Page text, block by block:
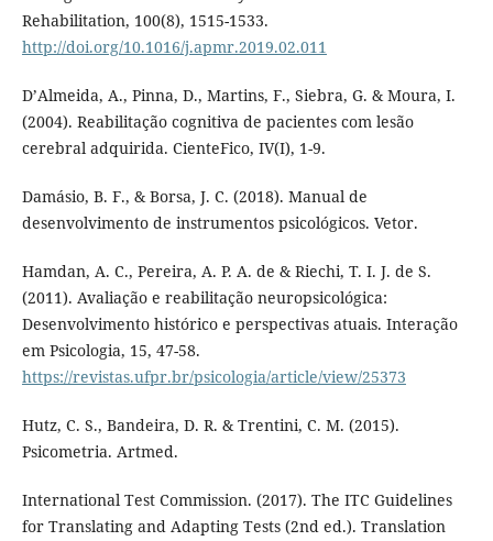
Rehabilitation, 100(8), 1515-1533.
http://doi.org/10.1016/j.apmr.2019.02.011
D’Almeida, A., Pinna, D., Martins, F., Siebra, G. & Moura, I.
(2004). Reabilitação cognitiva de pacientes com lesão
cerebral adquirida. CienteFico, IV(I), 1-9.
Damásio, B. F., & Borsa, J. C. (2018). Manual de
desenvolvimento de instrumentos psicológicos. Vetor.
Hamdan, A. C., Pereira, A. P. A. de & Riechi, T. I. J. de S.
(2011). Avaliação e reabilitação neuropsicológica:
Desenvolvimento histórico e perspectivas atuais. Interação
em Psicologia, 15, 47-58.
https://revistas.ufpr.br/psicologia/article/view/25373
Hutz, C. S., Bandeira, D. R. & Trentini, C. M. (2015).
Psicometria. Artmed.
International Test Commission. (2017). The ITC Guidelines
for Translating and Adapting Tests (2nd ed.). Translation